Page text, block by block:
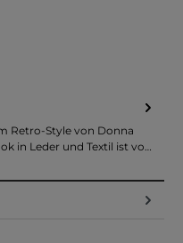
Retro-Style von Donna
in Leder und Textil ist vo…